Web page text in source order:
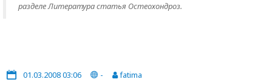
разделе Литература статья Остеохондроз.
01.03.2008 03:06 -
fatima